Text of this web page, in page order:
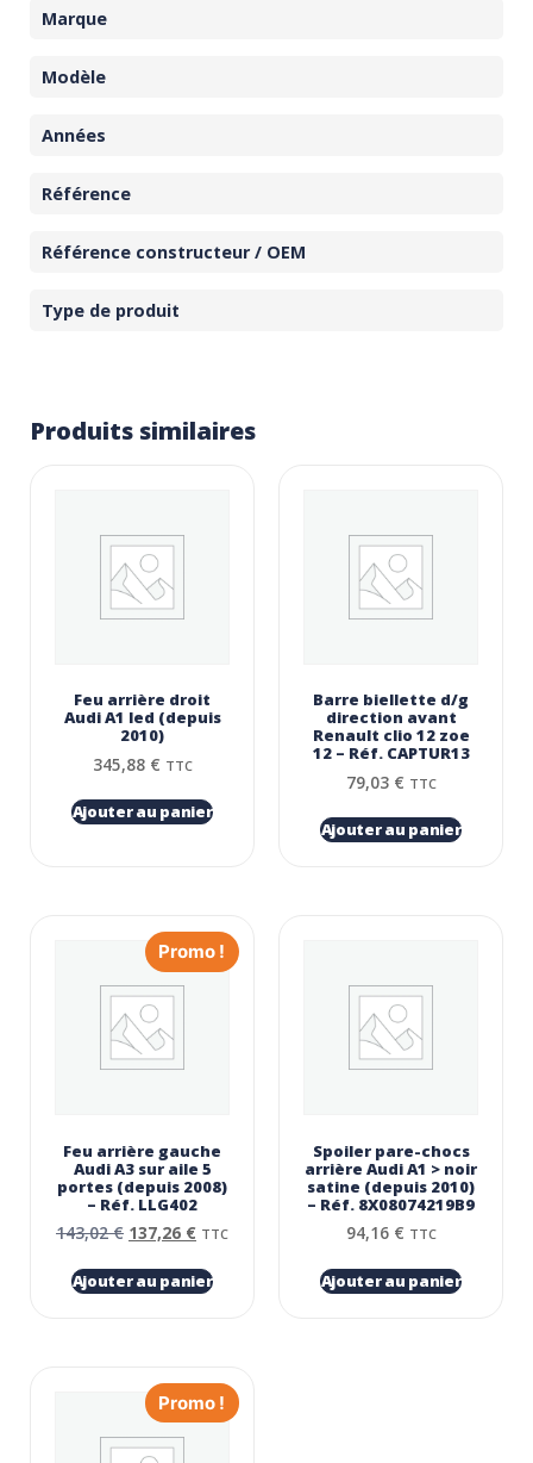
Marque
Modèle
Années
Référence
Référence constructeur / OEM
Type de produit
Produits similaires
Feu arrière droit
Audi A1 led (depuis
2010)
345,88 € TTC
Ajouter au panier
Barre biellette d/g
direction avant
Renault clio 12 zoe
12 – Réf. CAPTUR13
79,03 € TTC
Ajouter au panier
Promo !
Feu arrière gauche
Audi A3 sur aile 5
portes (depuis 2008)
– Réf. LLG402
143,02€ 137,26 € TTC
Ajouter au panier
Spoiler pare-chocs
arrière Audi A1 > noir
satine (depuis 2010)
– Réf. 8X08074219B9
94,16 € TTC
Ajouter au panier
Promo !